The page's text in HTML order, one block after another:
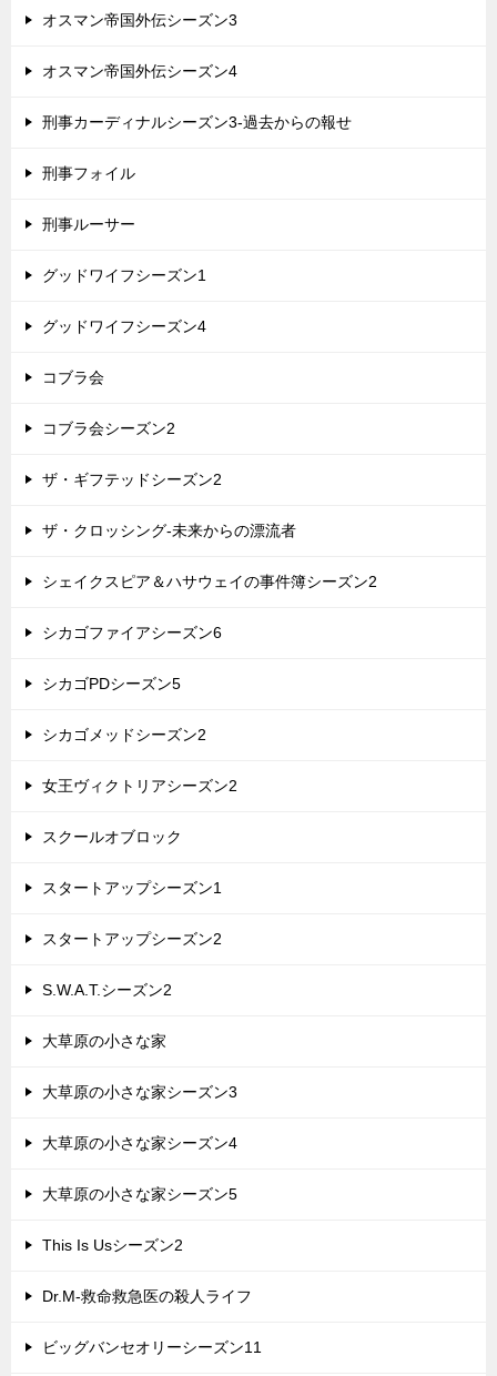
オスマン帝国外伝シーズン3
オスマン帝国外伝シーズン4
刑事カーディナルシーズン3-過去からの報せ
刑事フォイル
刑事ルーサー
グッドワイフシーズン1
グッドワイフシーズン4
コブラ会
コブラ会シーズン2
ザ・ギフテッドシーズン2
ザ・クロッシング-未来からの漂流者
シェイクスピア＆ハサウェイの事件簿シーズン2
シカゴファイアシーズン6
シカゴPDシーズン5
シカゴメッドシーズン2
女王ヴィクトリアシーズン2
スクールオブロック
スタートアップシーズン1
スタートアップシーズン2
S.W.A.T.シーズン2
大草原の小さな家
大草原の小さな家シーズン3
大草原の小さな家シーズン4
大草原の小さな家シーズン5
This Is Usシーズン2
Dr.M-救命救急医の殺人ライフ
ビッグバンセオリーシーズン11